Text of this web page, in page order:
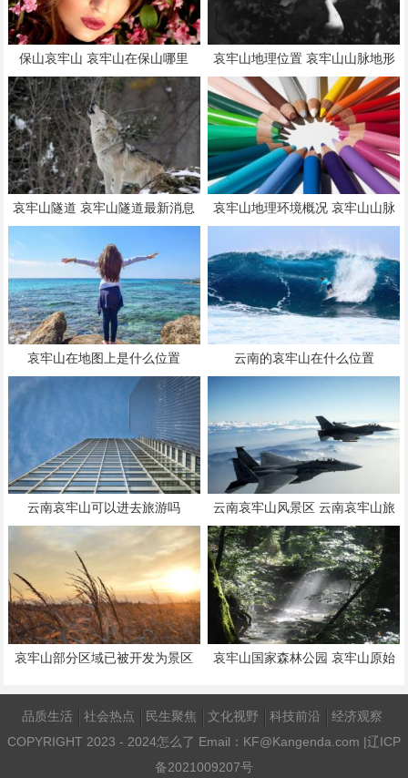
保山哀牢山 哀牢山在保山哪里
哀牢山地理位置 哀牢山山脉地形
图
哀牢山隧道 哀牢山隧道最新消息
哀牢山地理环境概况 哀牢山山脉
地形图
哀牢山在地图上是什么位置 云南的哀牢山在什么位置
云南哀牢山可以进去旅游吗
云南哀牢山风景区 云南哀牢山旅
游攻略
哀牢山部分区域已被开发为景区
哀牢山国家森林公园 哀牢山原始
品质生活 社会热点 民生聚焦 文化视野 科技前沿
经济观察
COPYRIGHT 2023 - 2024怎么了 Email：KF@Kangenda.com |辽ICP
备2021009207号